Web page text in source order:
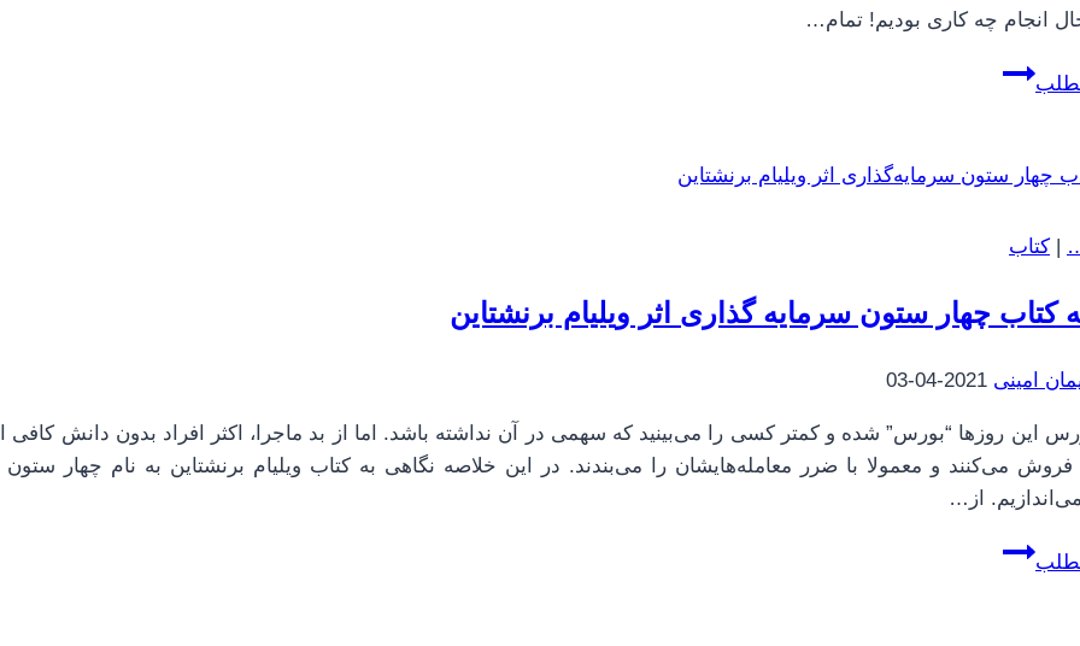
انجام چه کاری بودیم! تمام…
مغز
19
کنترل
|
جنگ
گریز
|
4
|
بالقوه
| کتاب
کتاب چهار ستون سرمایه گذاری اثر ویلیام برنشتاین
امینی 2021-04-03
این روزها “بورس” شده و کمتر کسی را می‌بینید که سهمی در آن نداشته باشد. اما از بد ماجرا، اکثر افراد بدون دانش کافی
می‌کنند و معمولا با ضرر معامله‌هایشان را می‌بندند. در این خلاصه نگاهی به کتاب ویلیام برنشتاین به نام چهار ستون
از…
خلاصه